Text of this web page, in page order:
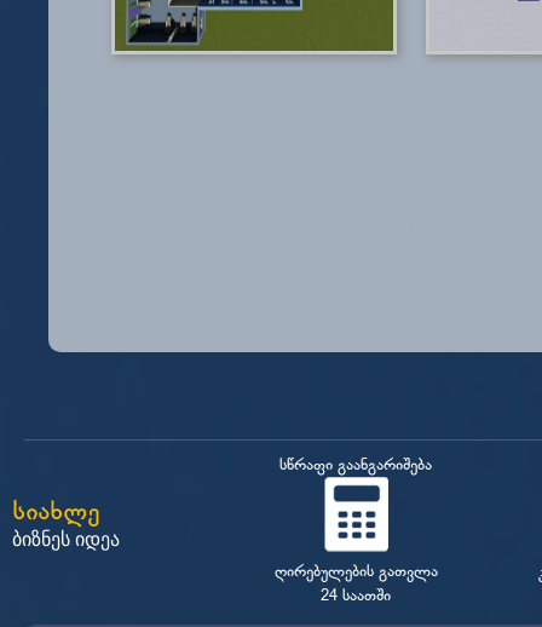
სიახლე
ბიზნეს იდეა
სწრაფი გაანგარიშება
ღირებულების გათვლა
24 საათში